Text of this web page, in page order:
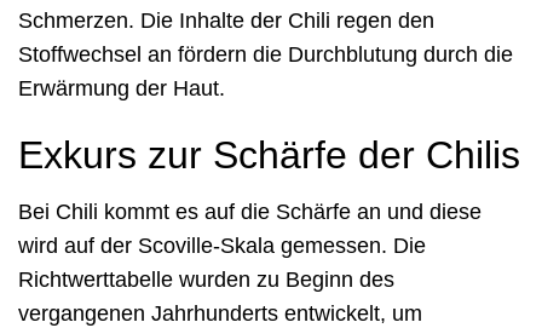
Schmerzen. Die Inhalte der Chili regen den
Stoffwechsel an fördern die Durchblutung durch die
Erwärmung der Haut.
Exkurs zur Schärfe der Chilis
Bei Chili kommt es auf die Schärfe an und diese
wird auf der Scoville-Skala gemessen. Die
Richtwerttabelle wurden zu Beginn des
vergangenen Jahrhunderts entwickelt, um